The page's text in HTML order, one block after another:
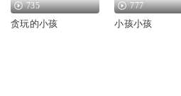
735
贪玩的小孩
777
小孩小孩